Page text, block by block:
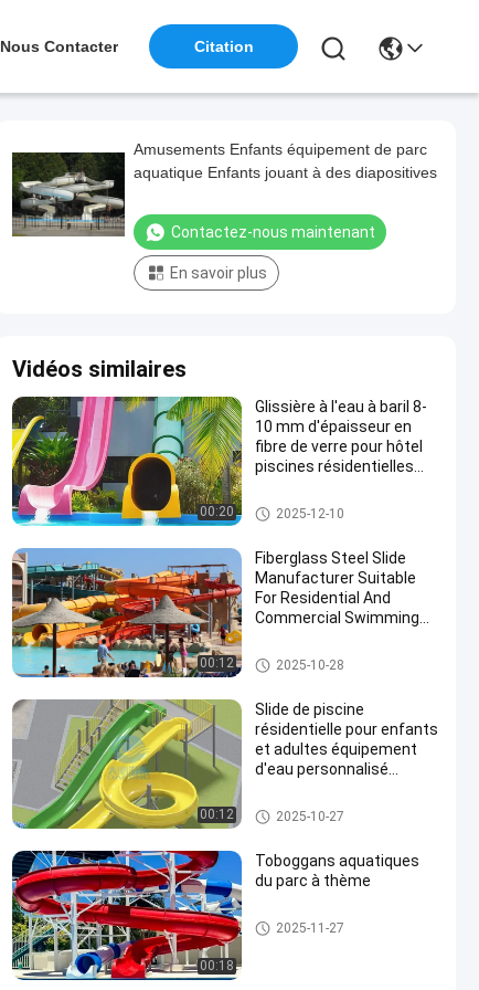
Nous Contacter Citation
Amusements Enfants équipement de parc
aquatique Enfants jouant à des diapositives
Contactez-nous maintenant
En savoir plus
Vidéos similaires
00:20
Glissière à l'eau à baril 8-
10 mm d'épaisseur en
fibre de verre pour hôtel
piscines résidentielles
amusement parc
aquatique
Glissière d'eau de piscine
2025-12-10
00:12
Fiberglass Steel Slide
Manufacturer Suitable
For Residential And
Commercial Swimming
More Than 10 Years Use
Glissière de parc aquatique
2025-10-28
00:12
Slide de piscine
résidentielle pour enfants
et adultes équipement
d'eau personnalisé
couleur en fibre de verre
Aqua Park
2025-10-27
00:18
Toboggans aquatiques
du parc à thème
Glissière d'eau de piscine
2025-11-27